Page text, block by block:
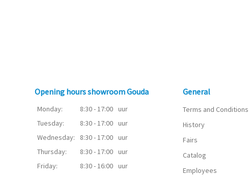
Opening hours showroom Gouda
Monday: 8:30 - 17:00 uur
Tuesday:
8:30 - 17:00 uur
Wednesday:
8:30 - 17:00 uur
Thursday:
8:30 - 17:00 uur
Friday:
8:30 - 16:00 uur
General
Terms and Conditions
History
Fairs
Catalog
Employees